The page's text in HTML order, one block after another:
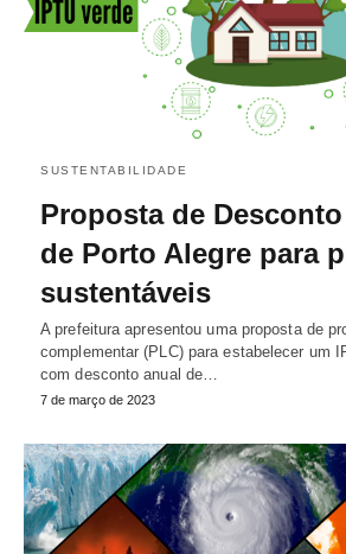
SUSTENTABILIDADE
Proposta de
de Porto Alegre para
sustentáveis
A prefeitura apresentou uma proposta de
complementar (PLC) para estabelecer um
com desconto anual de…
7 de março de 2023